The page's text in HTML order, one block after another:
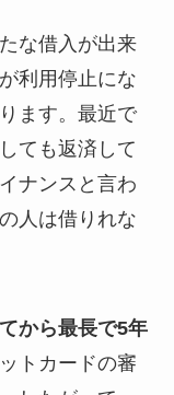
な借入が出来
利用停止にな
ます。最近で
ても返済して
ナンスと言わ
人は借りれな
から最長で5年
トカードの審